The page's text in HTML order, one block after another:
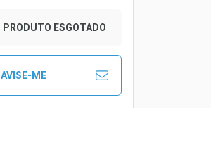
Ver Desconto Convênio
PRODUTO ESGOTADO
AVISE-ME